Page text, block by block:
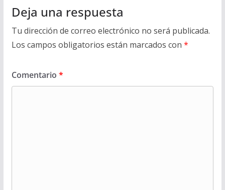
Deja una respuesta
Tu dirección de correo electrónico no será publicada.
Los campos obligatorios están marcados con *
Comentario *